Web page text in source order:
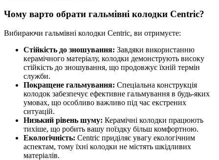
Чому варто обрати гальмівні колодки Centric?
Вибираючи гальмівні колодки Centric, ви отримуєте:
Стійкість до зношування: Завдяки використанню
керамічного матеріалу, колодки демонструють високу
стійкість до зношування, що продовжує їхній термін
служби.
Покращене гальмування: Спеціальна конструкція
колодок забезпечує ефективне гальмування в будь-яких
умовах, що особливо важливо під час екстрених
ситуацій.
Низький рівень шуму: Керамічні колодки працюють
тихіше, що робить вашу поїздку більш комфортною.
Екологічність: Centric приділяє увагу екологічним
аспектам, тому їхні колодки не містять шкідливих
матеріалів.